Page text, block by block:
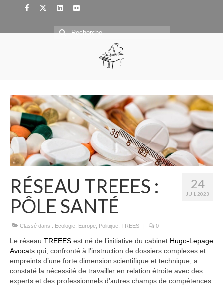
Rechercher
24
JUIL 2023
RÉSEAU TREEES :
PÔLE SANTÉ
Classé dans : Ecologie Europe Politique TREES | 0
Le réseau TREEES est né de l’initiative du cabinet Hugo-Lepage
Avocats qui, confronté à l’instruction de dossiers complexes et
empreints d’une forte dimension scientifique et technique, a
constaté la nécessité de travailler en relation étroite avec des
experts et des professionnels d’autres champs de compétences.